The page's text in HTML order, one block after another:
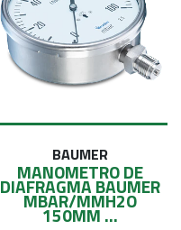
BAUMER
MANOMETRO DE
DIAFRAGMA BAUMER
MBAR/MMH2O
150MM ...